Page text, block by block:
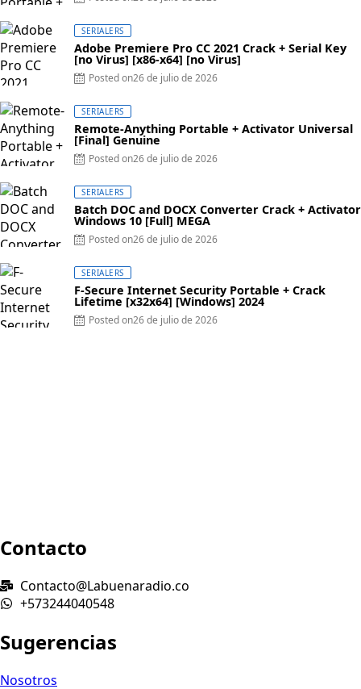
SERIALERS
Adobe Premiere Pro CC 2021 Crack + Serial Key
[no Virus] [x86-x64] [no Virus]
Posted on26 de julio de 2026
SERIALERS
Remote-Anything Portable + Activator Universal
[Final] Genuine
Posted on26 de julio de 2026
SERIALERS
Batch DOC and DOCX Converter Crack + Activator
Windows 10 [Full] MEGA
Posted on26 de julio de 2026
SERIALERS
F-Secure Internet Security Portable + Crack
Lifetime [x32x64] [Windows] 2024
Posted on26 de julio de 2026
Contacto
Contacto@Labuenaradio.co
+573244040548
Sugerencias
Nosotros